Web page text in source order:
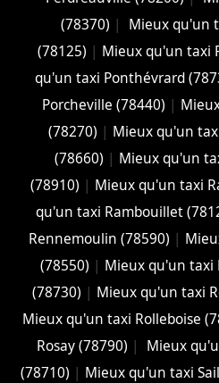
(78370) |
Mieux qu'un
(78125) | Mieux qu'un taxi
qu'un taxi Ponthévrard
Porcheville (78440) |
(78270) | Mieux qu'un
(78660) | Mieux qu'un
(78910) | Mieux qu'un taxi
qu'un taxi Rambouillet
Rennemoulin (78590) |
(78550) | Mieux qu'un taxi
(78730) | Mieux qu'un taxi
Mieux qu'un taxi Rolleboise
Rosay (78790) |
Mieux
(78710) | Mieux qu'un taxi